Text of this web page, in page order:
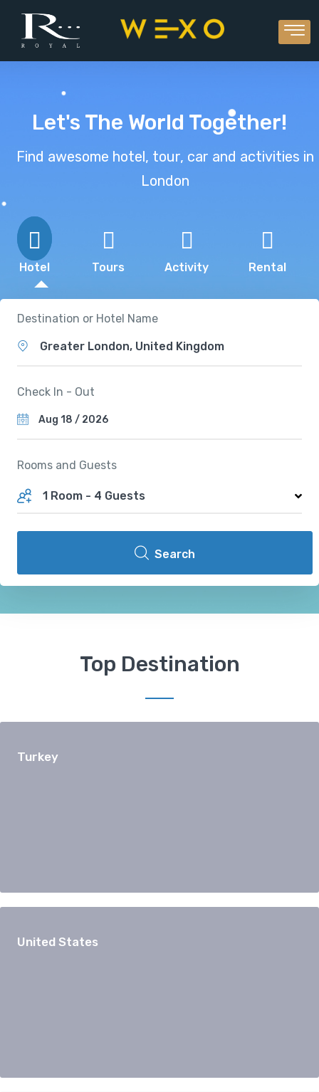
Let's The World Together!
Find awesome hotel, tour, car and activities in
London
Hotel Tours Activity Rental
Destination or Hotel Name
Greater London, United Kingdom
Check In - Out
Rooms and Guests
1 Room - 4 Guests
Search
Top Destination
Turkey
United States